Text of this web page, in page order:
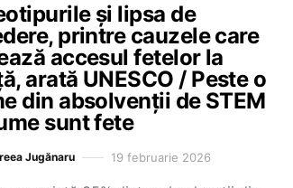
și lipsa de
printre cauzele care
accesul fetelor la
arată UNESCO / Peste o
din absolvenții de STEM
sunt fete
Jugănaru 19 februarie 2026